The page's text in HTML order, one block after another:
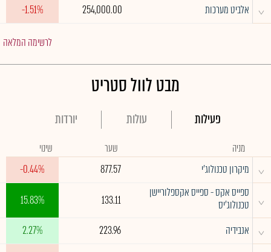
^ אלביט מערכות 254,000.00
-1.51%
לרשימה המלאה
מבט לוול סטריט
פעילות עולות יורדות
מניה שער שינוי
^ מיקרון טכנולוג'י 877.57
-0.44%
^
ספייס אקס - ספייס אקספלוריישן
טכנולוג'יס
133.11
15.83%
^ אנבידיה 223.96
2.27%